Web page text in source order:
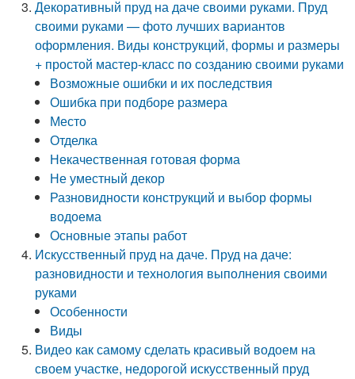
Декоративный пруд на даче своими руками. Пруд
своими руками — фото лучших вариантов
оформления. Виды конструкций, формы и размеры
+ простой мастер-класс по созданию своими руками
Возможные ошибки и их последствия
Ошибка при подборе размера
Место
Отделка
Некачественная готовая форма
Не уместный декор
Разновидности конструкций и выбор формы
водоема
Основные этапы работ
Искусственный пруд на даче. Пруд на даче:
разновидности и технология выполнения своими
руками
Особенности
Виды
Видео как самому сделать красивый водоем на
своем участке, недорогой искусственный пруд